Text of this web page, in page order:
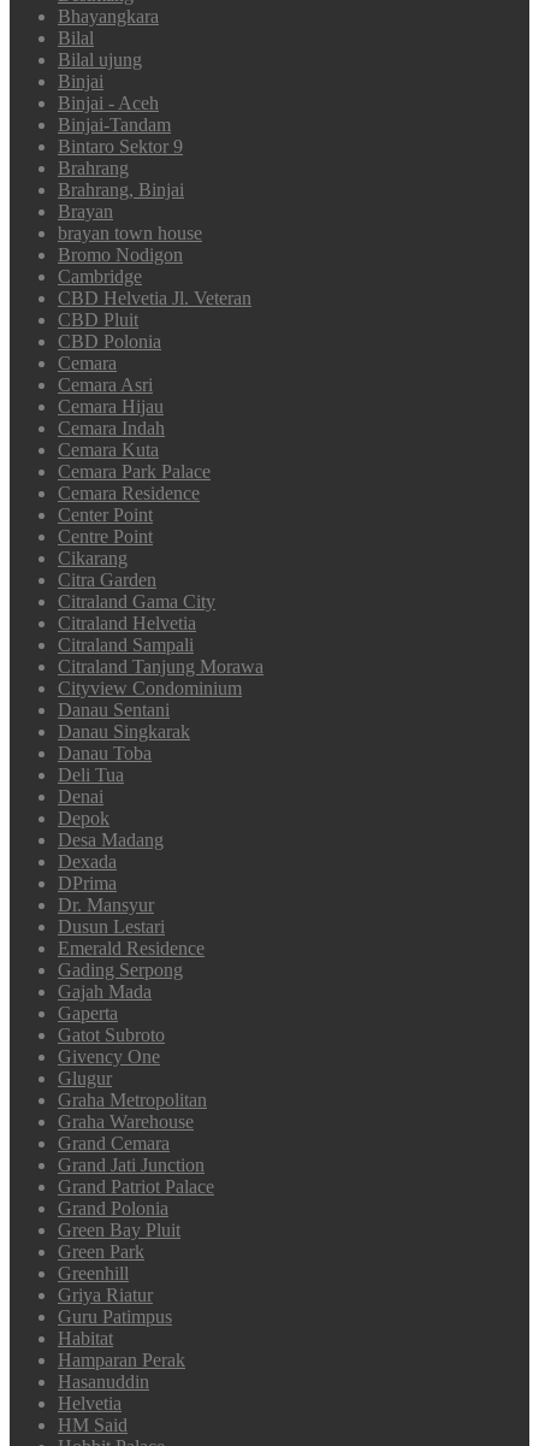
Bhayangkara
Bilal
Bilal ujung
Binjai
Binjai - Aceh
Binjai-Tandam
Bintaro Sektor 9
Brahrang
Brahrang, Binjai
Brayan
brayan town house
Bromo Nodigon
Cambridge
CBD Helvetia Jl. Veteran
CBD Pluit
CBD Polonia
Cemara
Cemara Asri
Cemara Hijau
Cemara Indah
Cemara Kuta
Cemara Park Palace
Cemara Residence
Center Point
Centre Point
Cikarang
Citra Garden
Citraland Gama City
Citraland Helvetia
Citraland Sampali
Citraland Tanjung Morawa
Cityview Condominium
Danau Sentani
Danau Singkarak
Danau Toba
Deli Tua
Denai
Depok
Desa Madang
Dexada
DPrima
Dr. Mansyur
Dusun Lestari
Emerald Residence
Gading Serpong
Gajah Mada
Gaperta
Gatot Subroto
Givency One
Glugur
Graha Metropolitan
Graha Warehouse
Grand Cemara
Grand Jati Junction
Grand Patriot Palace
Grand Polonia
Green Bay Pluit
Green Park
Greenhill
Griya Riatur
Guru Patimpus
Habitat
Hamparan Perak
Hasanuddin
Helvetia
HM Said